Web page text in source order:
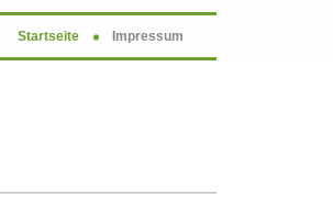
Startseite Impressum